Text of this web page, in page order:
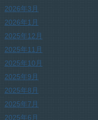
2026年3月
2026年1月
2025年12月
2025年11月
2025年10月
2025年9月
2025年8月
2025年7月
2025年6月